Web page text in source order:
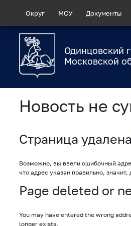
Округ МСУ Документы
Одинцовский
Московской
Новость не
Страница
Возможно, вы ввели ошибочный
что адрес указан правильно,
Page deleted or
You may have entered the wrong
longer exists.